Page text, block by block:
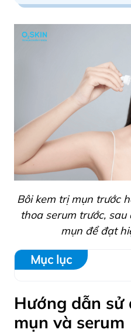
Bôi kem trị mụn trước
thoa serum trước,
mụn để đạt
Mục lục
Hướng dẫn sử
mụn và serum